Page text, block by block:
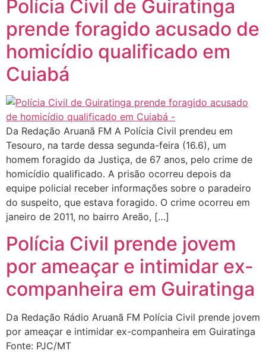
Polícia Civil de Guiratinga
prende foragido acusado de
homicídio qualificado em
Cuiabá
Da Redação Aruanã FM A Polícia Civil prendeu em
Tesouro, na tarde dessa segunda-feira (16.6), um
homem foragido da Justiça, de 67 anos, pelo crime de
homicídio qualificado. A prisão ocorreu depois da
equipe policial receber informações sobre o paradeiro
do suspeito, que estava foragido. O crime ocorreu em
janeiro de 2011, no bairro Areão, […]
Polícia Civil prende jovem
por ameaçar e intimidar ex-
companheira em Guiratinga
Da Redação Rádio Aruanã FM Polícia Civil prende jovem
por ameaçar e intimidar ex-companheira em Guiratinga
Fonte: PJC/MT